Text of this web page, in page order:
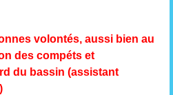
volontés, aussi bien au
des compéts et
du bassin (assistant